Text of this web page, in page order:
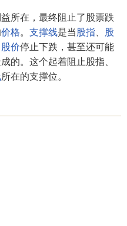
在，最终阻止了股票跌
价格。 支撑线是当 股指
股
股价停止下跌，甚至还可能
的。这个起着阻止股指、
所在的支撑位。